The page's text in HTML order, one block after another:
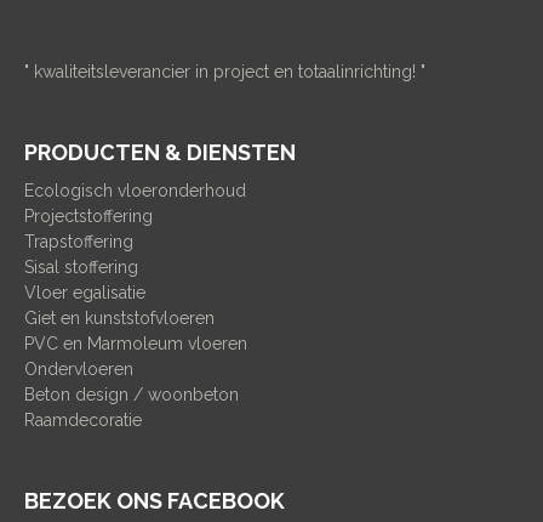
" kwaliteitsleverancier in project en totaalinrichting! "
PRODUCTEN & DIENSTEN
Ecologisch vloeronderhoud
Projectstoffering
Trapstoffering
Sisal stoffering
Vloer egalisatie
Giet en kunststofvloeren
PVC en Marmoleum vloeren
Ondervloeren
Beton design / woonbeton
Raamdecoratie
BEZOEK ONS FACEBOOK